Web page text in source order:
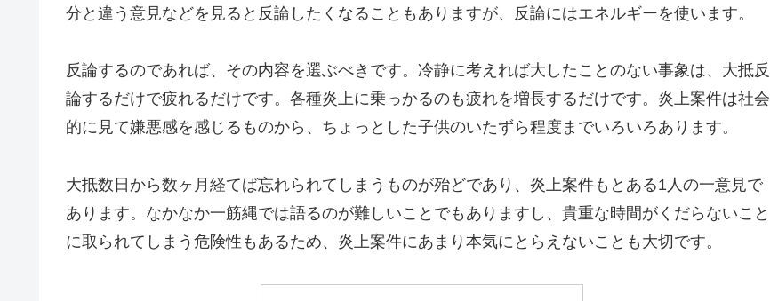
分と違う意見などを見ると反論したくなることもありますが、反論にはエネルギーを使います。
反論するのであれば、その内容を選ぶべきです。冷静に考えれば大したことのない事象は、大抵反
論するだけで疲れるだけです。各種炎上に乗っかるのも疲れを増長するだけです。炎上案件は社会
的に見て嫌悪感を感じるものから、ちょっとした子供のいたずら程度までいろいろあります。
大抵数日から数ヶ月経てば忘れられてしまうものが殆どであり、炎上案件もとある1人の一意見で
あります。なかなか一筋縄では語るのが難しいことでもありますし、貴重な時間がくだらないこと
に取られてしまう危険性もあるため、炎上案件にあまり本気にとらえないことも大切です。